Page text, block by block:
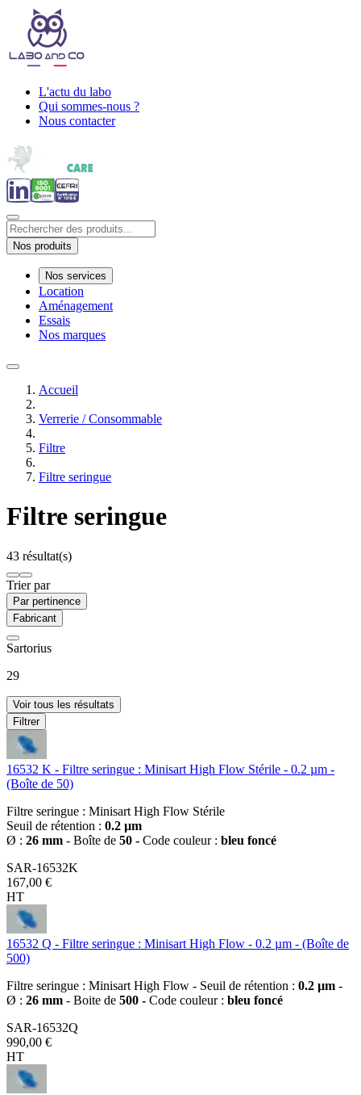
L'actu du labo
Qui sommes-nous ?
Nous contacter
Nos produits
Nos services
Location
Aménagement
Essais
Nos marques
Accueil
Verrerie / Consommable
Filtre
Filtre seringue
Filtre seringue
43 résultat(s)
Trier par
Par pertinence
Fabricant
Sartorius
29
Voir tous les résultats
Filtrer
16532 K - Filtre seringue : Minisart High Flow Stérile - 0.2 µm -
(Boîte de 50)
Filtre seringue : Minisart High Flow Stérile
Seuil de rétention : 0.2 µm
Ø : 26 mm - Boîte de 50 - Code couleur : bleu foncé
SAR-16532K
167,00 €
HT
16532 Q - Filtre seringue : Minisart High Flow - 0.2 µm - (Boîte de
500)
Filtre seringue : Minisart High Flow - Seuil de rétention : 0.2 µm -
Ø : 26 mm - Boite de 500 - Code couleur : bleu foncé
SAR-16532Q
990,00 €
HT